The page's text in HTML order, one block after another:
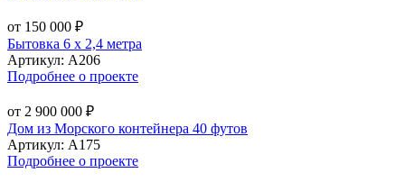
от 150 000 ₽
Бытовка 6 х 2,4 метра
Артикул: А206
Подробнее о проекте
от 2 900 000 ₽
Дом из Морского контейнера 40 футов
Артикул: А175
Подробнее о проекте